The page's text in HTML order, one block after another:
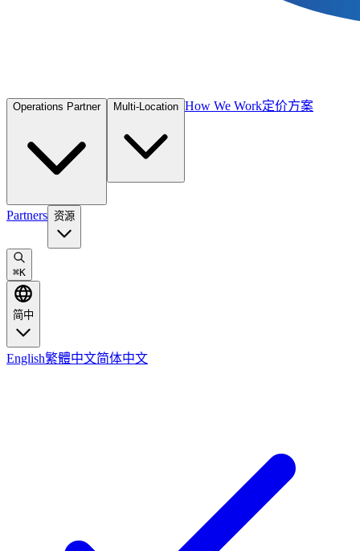
Operations Partner Multi-Location How We Work定价方案
Partners 资源
⌘K
简中
English繁體中文简体中文